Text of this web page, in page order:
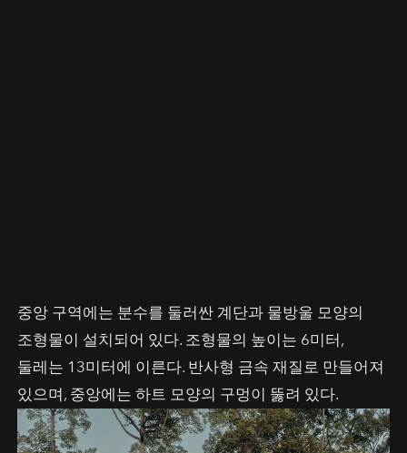
중앙 구역에는 분수를 둘러싼 계단과 물방울 모양의
조형물이 설치되어 있다. 조형물의 높이는 6미터,
둘레는 13미터에 이른다. 반사형 금속 재질로 만들어져
있으며, 중앙에는 하트 모양의 구멍이 뚫려 있다.